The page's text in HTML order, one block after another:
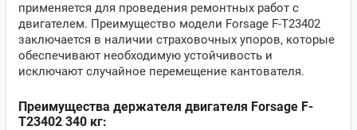
применяется для проведения ремонтных работ с
двигателем. Преимущество модели Forsage F-T23402
заключается в наличии страховочных упоров, которые
обеспечивают необходимую устойчивость и
исключают случайное перемещение кантователя.
Преимущества держателя двигателя Forsage F-
T23402 340 кг: